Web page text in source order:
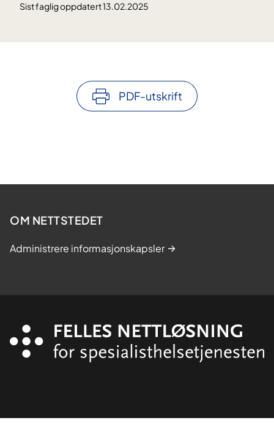
Sist faglig oppdatert 13.02.2025
PDF-utskrift
OM NETTSTEDET
Administrere informasjonskapsler
Organisasjon